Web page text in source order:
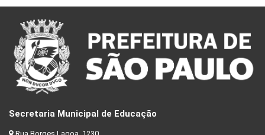
Secretaria Municipal de Educação